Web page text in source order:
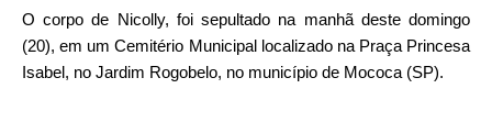
O corpo de Nicolly, foi sepultado na manhã deste domingo
(20), em um Cemitério Municipal localizado na Praça Princesa
Isabel, no Jardim Rogobelo, no município de Mococa (SP).